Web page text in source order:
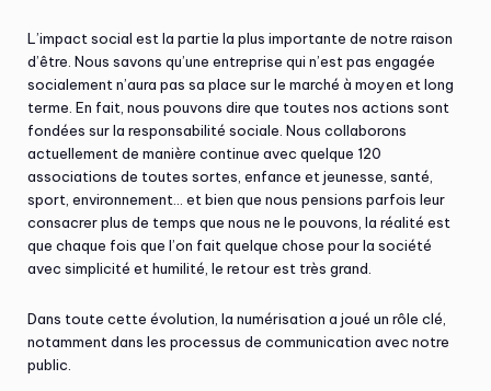
L’impact social est la partie la plus importante de notre raison
d’être. Nous savons qu’une entreprise qui n’est pas engagée
socialement n’aura pas sa place sur le marché à moyen et long
terme. En fait, nous pouvons dire que toutes nos actions sont
fondées sur la responsabilité sociale. Nous collaborons
actuellement de manière continue avec quelque 120
associations de toutes sortes, enfance et jeunesse, santé,
sport, environnement… et bien que nous pensions parfois leur
consacrer plus de temps que nous ne le pouvons, la réalité est
que chaque fois que l’on fait quelque chose pour la société
avec simplicité et humilité, le retour est très grand.
Dans toute cette évolution, la numérisation a joué un rôle clé,
notamment dans les processus de communication avec notre
public.